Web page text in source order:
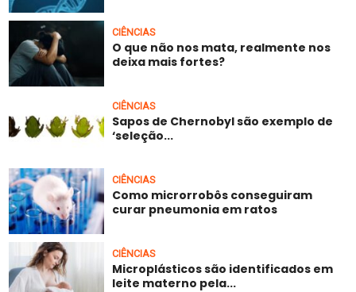
CIÊNCIAS
O que não nos mata, realmente nos
deixa mais fortes?
CIÊNCIAS
Sapos de Chernobyl são exemplo de
‘seleção...
CIÊNCIAS
Como microrrobôs conseguiram
curar pneumonia em ratos
CIÊNCIAS
Microplásticos são identificados em
leite materno pela...